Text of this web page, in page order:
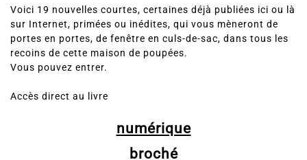
Voici 19 nouvelles courtes, certaines déjà publiées ici ou là
sur Internet, primées ou inédites, qui vous mèneront de
portes en portes, de fenêtre en culs-de-sac, dans tous les
recoins de cette maison de poupées.
Vous pouvez entrer.
Accès direct au livre
numérique
broché